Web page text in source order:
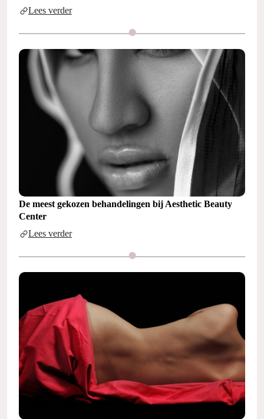
Lees verder
De meest gekozen behandelingen bij Aesthetic Beauty
Center
Lees verder